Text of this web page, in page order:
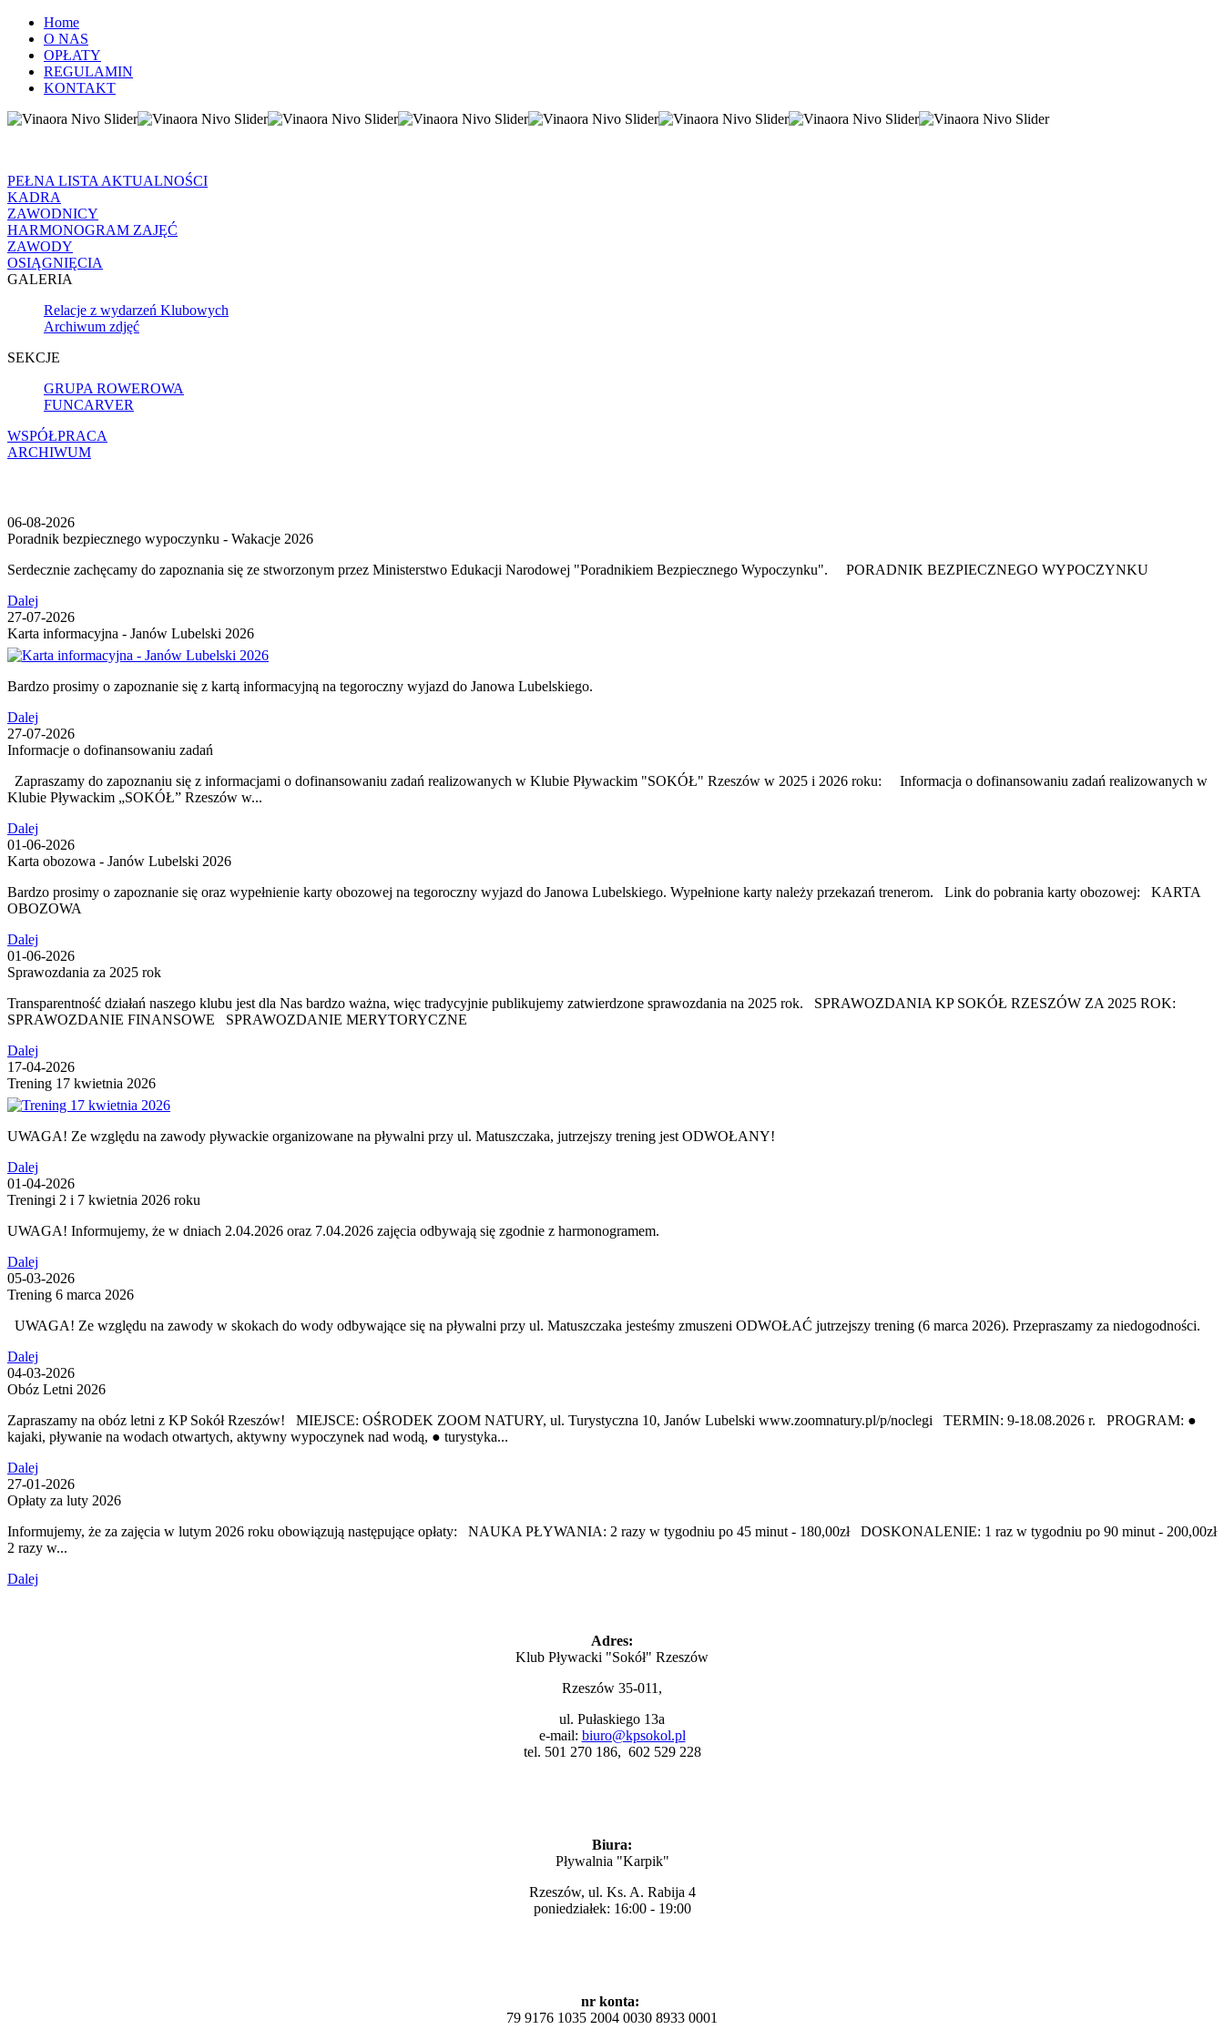
Home
O NAS
OPŁATY
REGULAMIN
KONTAKT
PEŁNA LISTA AKTUALNOŚCI
KADRA
ZAWODNICY
HARMONOGRAM ZAJĘĆ
ZAWODY
OSIĄGNIĘCIA
GALERIA
Relacje z wydarzeń Klubowych
Archiwum zdjęć
SEKCJE
GRUPA ROWEROWA
FUNCARVER
WSPÓŁPRACA
ARCHIWUM
06-08-2026
Poradnik bezpiecznego wypoczynku - Wakacje 2026
Serdecznie zachęcamy do zapoznania się ze stworzonym przez Ministerstwo Edukacji Narodowej "Poradnikiem Bezpiecznego Wypoczynku". PORADNIK BEZPIECZNEGO WYPOCZYNKU
Dalej
27-07-2026
Karta informacyjna - Janów Lubelski 2026
Bardzo prosimy o zapoznanie się z kartą informacyjną na tegoroczny wyjazd do Janowa Lubelskiego.
Dalej
27-07-2026
Informacje o dofinansowaniu zadań
Zapraszamy do zapoznaniu się z informacjami o dofinansowaniu zadań realizowanych w Klubie Pływackim "SOKÓŁ" Rzeszów w 2025 i 2026 roku: Informacja o dofinansowaniu zadań realizowanych w
Klubie Pływackim „SOKÓŁ” Rzeszów w...
Dalej
01-06-2026
Karta obozowa - Janów Lubelski 2026
Bardzo prosimy o zapoznanie się oraz wypełnienie karty obozowej na tegoroczny wyjazd do Janowa Lubelskiego. Wypełnione karty należy przekazań trenerom. Link do pobrania karty obozowej: KARTA
OBOZOWA
Dalej
01-06-2026
Sprawozdania za 2025 rok
Transparentność działań naszego klubu jest dla Nas bardzo ważna, więc tradycyjnie publikujemy zatwierdzone sprawozdania na 2025 rok. SPRAWOZDANIA KP SOKÓŁ RZESZÓW ZA 2025 ROK:
SPRAWOZDANIE FINANSOWE SPRAWOZDANIE MERYTORYCZNE
Dalej
17-04-2026
Trening 17 kwietnia 2026
UWAGA! Ze względu na zawody pływackie organizowane na pływalni przy ul. Matuszczaka, jutrzejszy trening jest ODWOŁANY!
Dalej
01-04-2026
Treningi 2 i 7 kwietnia 2026 roku
UWAGA! Informujemy, że w dniach 2.04.2026 oraz 7.04.2026 zajęcia odbywają się zgodnie z harmonogramem.
Dalej
05-03-2026
Trening 6 marca 2026
UWAGA! Ze względu na zawody w skokach do wody odbywające się na pływalni przy ul. Matuszczaka jesteśmy zmuszeni ODWOŁAĆ jutrzejszy trening (6 marca 2026). Przepraszamy za niedogodności.
Dalej
04-03-2026
Obóz Letni 2026
Zapraszamy na obóz letni z KP Sokół Rzeszów! MIEJSCE: OŚRODEK ZOOM NATURY, ul. Turystyczna 10, Janów Lubelski www.zoomnatury.pl/p/noclegi TERMIN: 9-18.08.2026 r. PROGRAM: ●
kajaki, pływanie na wodach otwartych, aktywny wypoczynek nad wodą, ● turystyka...
Dalej
27-01-2026
Opłaty za luty 2026
Informujemy, że za zajęcia w lutym 2026 roku obowiązują następujące opłaty: NAUKA PŁYWANIA: 2 razy w tygodniu po 45 minut - 180,00zł DOSKONALENIE: 1 raz w tygodniu po 90 minut - 200,00zł
2 razy w...
Dalej
Adres:
Klub Pływacki "Sokół" Rzeszów
Rzeszów 35-011,
ul. Pułaskiego 13a
e-mail: biuro@kpsokol.pl
tel. 501 270 186, 602 529 228
Biura:
Pływalnia "Karpik"
Rzeszów, ul. Ks. A. Rabija 4
poniedziałek: 16:00 - 19:00
nr konta:
79 9176 1035 2004 0030 8933 0001